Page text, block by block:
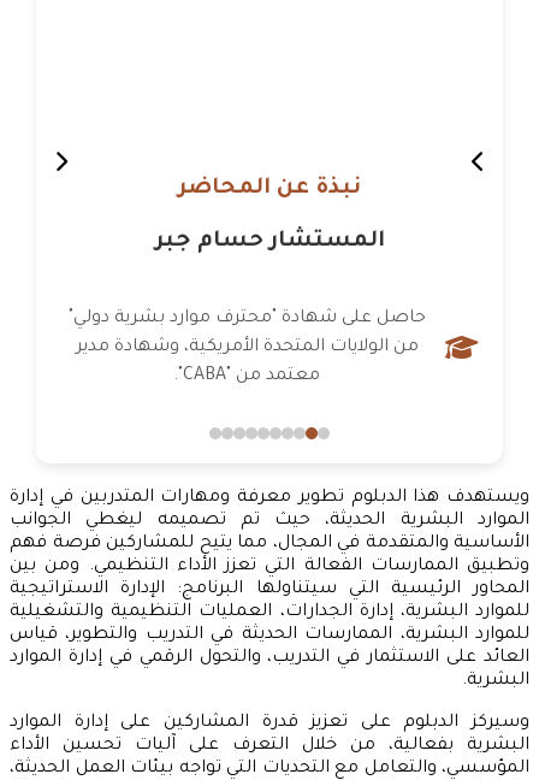
نبذة عن المحاضر
المستشار حسام جبر
يمتلك خبرات واسعة في تدريب وتطوير الكوادر
البشرية، وعمل مع شركات ومؤسسات دولية
مرموقة.
ويستهدف هذا الدبلوم تطوير معرفة ومهارات المتدربين في إدارة
الموارد البشرية الحديثة، حيث تم تصميمه ليغطي الجوانب
الأساسية والمتقدمة في المجال، مما يتيح للمشاركين فرصة فهم
وتطبيق الممارسات الفعالة التي تعزز الأداء التنظيمي. ومن بين
المحاور الرئيسية التي سيتناولها البرنامج: الإدارة الاستراتيجية
للموارد البشرية، إدارة الجدارات، العمليات التنظيمية والتشغيلية
للموارد البشرية، الممارسات الحديثة في التدريب والتطوير، قياس
العائد على الاستثمار في التدريب، والتحول الرقمي في إدارة الموارد
البشرية.
وسيركز الدبلوم على تعزيز قدرة المشاركين على إدارة الموارد
البشرية بفعالية، من خلال التعرف على آليات تحسين الأداء
المؤسسي، والتعامل مع التحديات التي تواجه بيئات العمل الحديثة،